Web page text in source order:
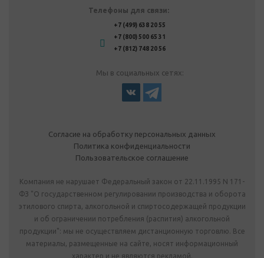
Телефоны для связи:
+7 (499) 638 20 55
+7 (800) 500 65 31
+7 (812) 748 20 56
Мы в социальных сетях:
Согласие на обработку персональных данных
Политика конфиденциальности
Пользовательское соглашение
Компания не нарушает Федеральный закон от 22.11.1995 N 171-
ФЗ "О государственном регулировании производства и оборота
этилового спирта, алкогольной и спиртосодержащей продукции
и об ограничении потребления (распития) алкогольной
продукции": мы не осуществляем дистанционную торговлю. Все
материалы, размещенные на сайте, носят информационный
характер и не являются рекламой.